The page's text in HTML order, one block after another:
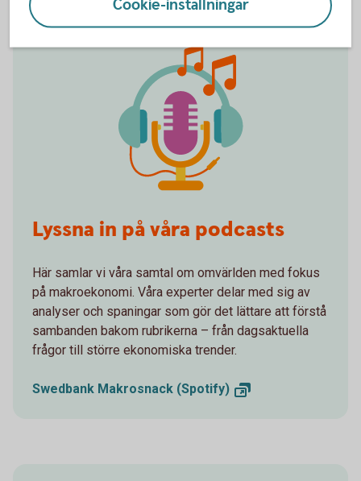
Lyssna in på våra podcasts
Här samlar vi våra samtal om omvärlden med fokus
på makroekonomi. Våra experter delar med sig av
analyser och spaningar som gör det lättare att förstå
sambanden bakom rubrikerna – från dagsaktuella
frågor till större ekonomiska trender.
Swedbank Makrosnack (Spotify)
Cookie-inställningar